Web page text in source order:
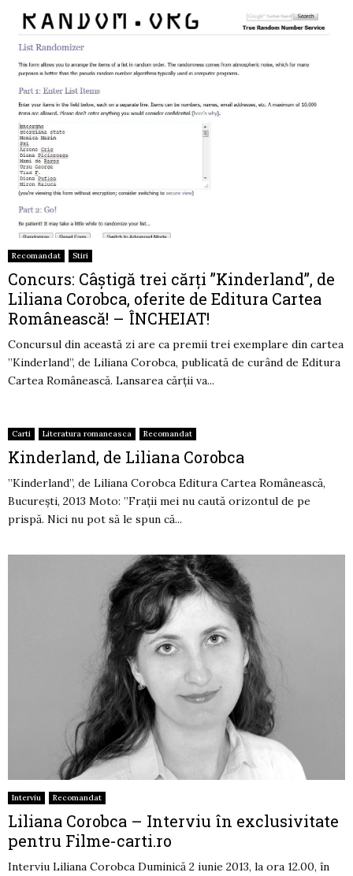
Recomandat Stiri
Concurs: Câștigă trei cărți ”Kinderland”, de
Liliana Corobca, oferite de Editura Cartea
Românească! – ÎNCHEIAT!
Concursul din această zi are ca premii trei exemplare din cartea
”Kinderland”, de Liliana Corobca, publicată de curând de Editura
Cartea Românească. Lansarea cărții va...
Carti Literatura romaneasca Recomandat
Kinderland, de Liliana Corobca
”Kinderland”, de Liliana Corobca Editura Cartea Românească,
București, 2013 Moto: ”Frații mei nu caută orizontul de pe
prispă. Nici nu pot să le spun că...
Interviu Recomandat
Liliana Corobca – Interviu în exclusivitate
pentru Filme-carti.ro
Interviu Liliana Corobca Duminică 2 iunie 2013, la ora 12.00, în